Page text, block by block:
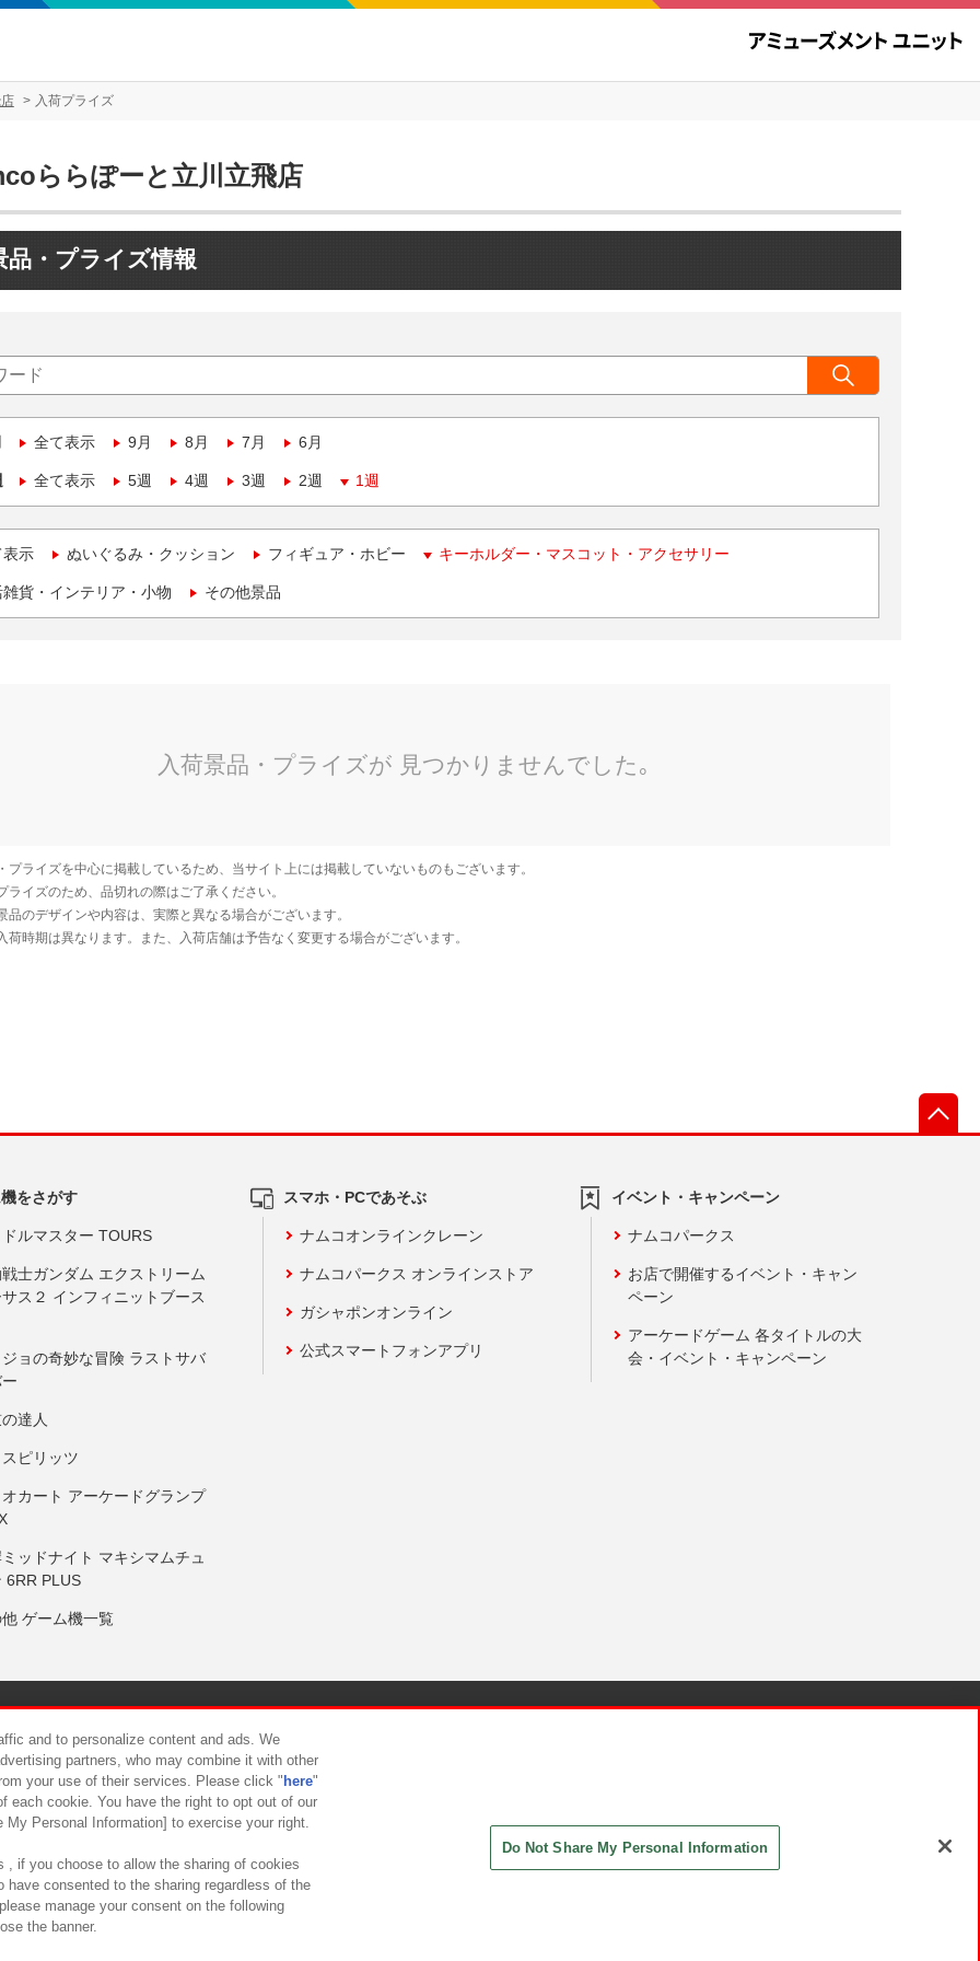
入荷プライズ
ららぽーと立川立飛店
品・プライズ情報
全て表示 9月 8月 7月 6月
全て表示 5週 4週 3週 2週 1週
表示 ぬいぐるみ・クッション フィギュア・ホビー キーホルダー・マスコット・アクセサリー
貨・インテリア・小物 その他景品
をさがす
ルマスター TOURS
士ガンダム エクストリーム
ス２ インフィニットブース
ョの奇妙な冒険 ラストサバ
達人
ピリッツ
カート アーケードグランプ
ッドナイト マキシマムチュ
6RR PLUS
ゲーム機一覧
スマホ・PCであそぶ
ナムコオンラインクレーン
ナムコパークス オンラインストア
ガシャポンオンライン
公式スマートフォンアプリ
イベント・キャンペーン
ナムコパークス
お店で開催するイベント・キャン
ペーン
アーケードゲーム 各タイトルの大
会・イベント・キャンペーン
について カスタマーハラスメント対応方針
and to personalize content and ads. We
partners, who may combine it with other
your use of their services. Please click " here"
each cookie. You have the right to opt out of our
Personal Information] to exercise your right.
, if you choose to allow the sharing of cookies
have consented to the sharing regardless of the
manage your consent on the following
the banner.
Do Not Share My Personal Information